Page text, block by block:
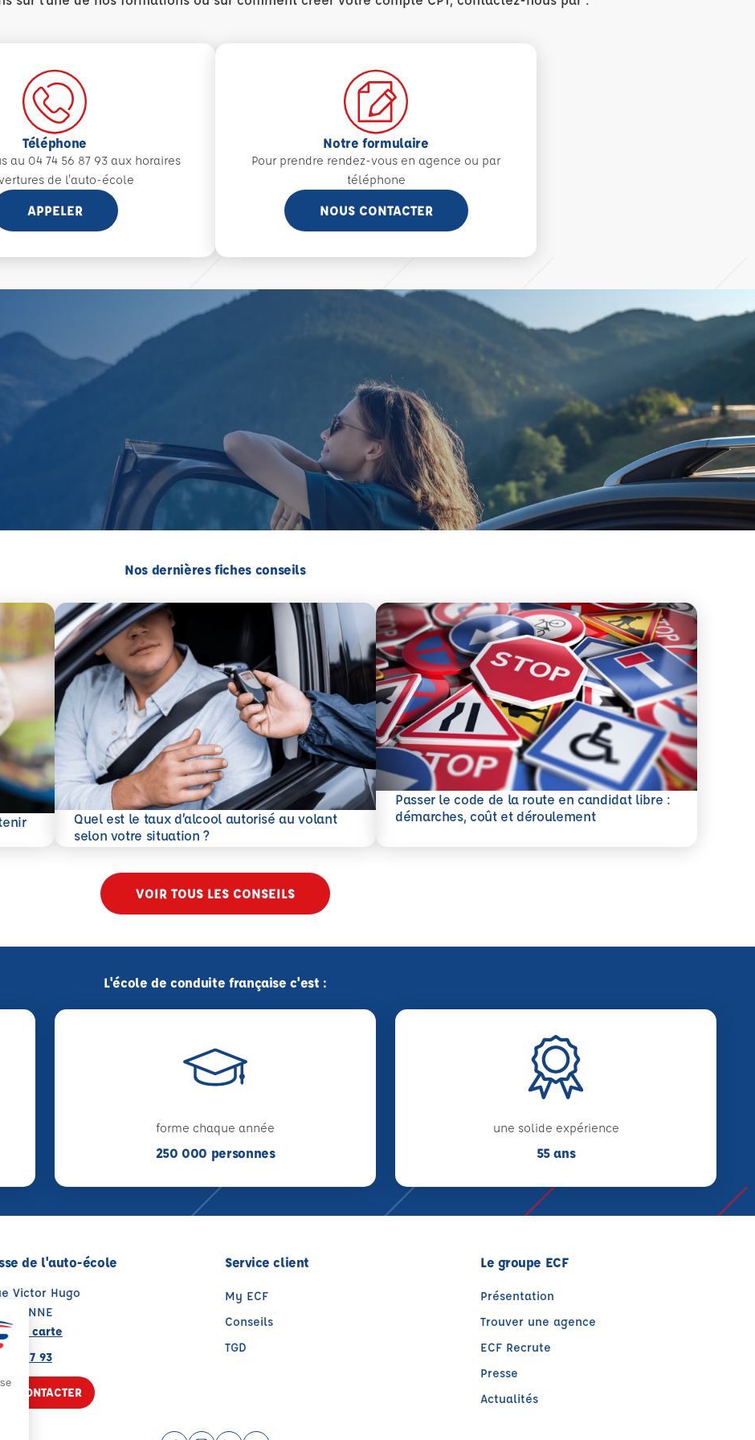
Téléphone
au 04 74 56 87 93 aux horaires
de l'auto-école
APPELER
Notre formulaire
Pour prendre rendez-vous en agence ou par
téléphone
NOUS CONTACTER
Nos dernières fiches conseils
Quel est le taux d’alcool autorisé au volant
selon votre situation ?
En savoir plus
Passer le code de la route en candidat libre :
démarches, coût et déroulement
En savoir plus
VOIR TOUS LES CONSEILS
L'école de conduite française c'est :
forme chaque année
250 000 personnes
une solide expérience
55 ans
de l'auto-école
Victor Hugo
VIENNE
la carte
56 87 93
CONTACTER
Service client
My ECF
Conseils
TGD
Le groupe ECF
Présentation
Trouver une agence
ECF Recrute
Presse
Actualités